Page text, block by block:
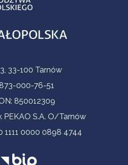
33-100 Tarnów
000-76-51
850012309
PEKAO S.A. O/Tarnów
1111 0000 0898 4744